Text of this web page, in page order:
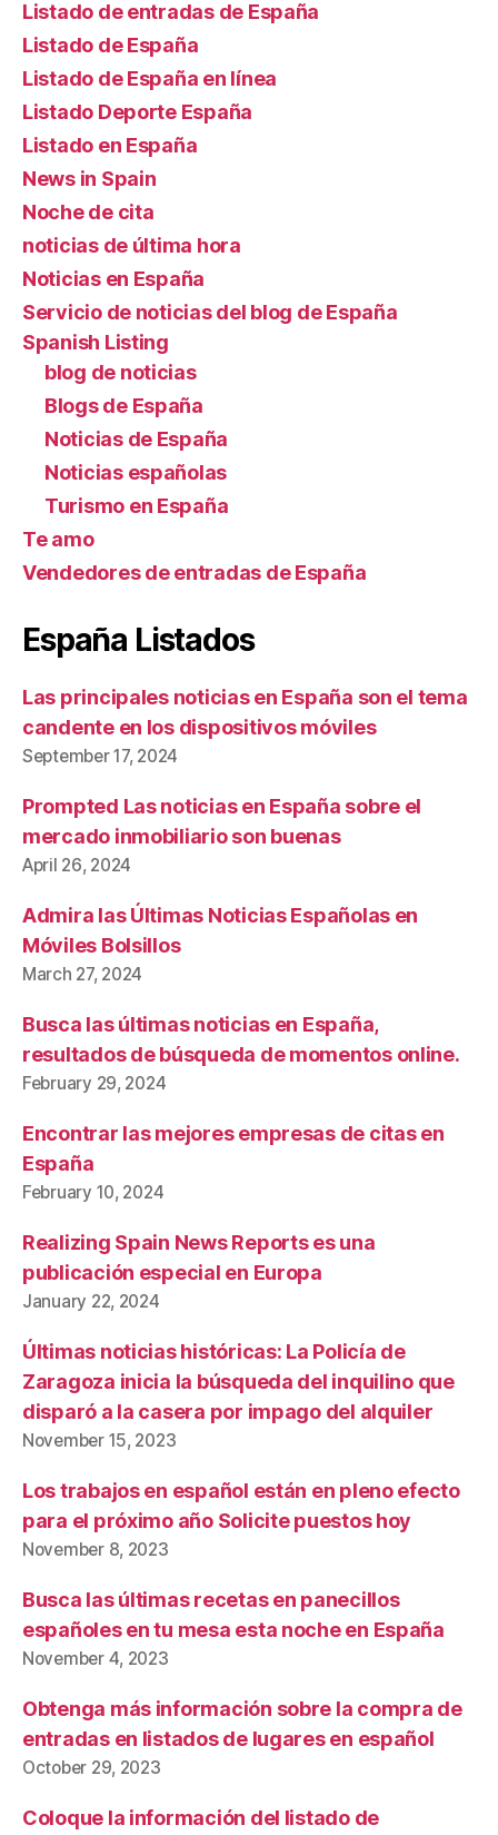
Listado de entradas de España
Listado de España
Listado de España en línea
Listado Deporte España
Listado en España
News in Spain
Noche de cita
noticias de última hora
Noticias en España
Servicio de noticias del blog de España
Spanish Listing
blog de noticias
Blogs de España
Noticias de España
Noticias españolas
Turismo en España
Te amo
Vendedores de entradas de España
España Listados
Las principales noticias en España son el tema
candente en los dispositivos móviles
September 17, 2024
Prompted Las noticias en España sobre el
mercado inmobiliario son buenas
April 26, 2024
Admira las Últimas Noticias Españolas en
Móviles Bolsillos
March 27, 2024
Busca las últimas noticias en España,
resultados de búsqueda de momentos online.
February 29, 2024
Encontrar las mejores empresas de citas en
España
February 10, 2024
Realizing Spain News Reports es una
publicación especial en Europa
January 22, 2024
Últimas noticias históricas: La Policía de
Zaragoza inicia la búsqueda del inquilino que
disparó a la casera por impago del alquiler
November 15, 2023
Los trabajos en español están en pleno efecto
para el próximo año Solicite puestos hoy
November 8, 2023
Busca las últimas recetas en panecillos
españoles en tu mesa esta noche en España
November 4, 2023
Obtenga más información sobre la compra de
entradas en listados de lugares en español
October 29, 2023
Coloque la información del listado de